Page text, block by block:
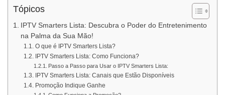
Tópicos
IPTV Smarters Lista: Descubra o Poder do Entretenimento
na Palma da Sua Mão!
O que é IPTV Smarters Lista?
IPTV Smarters Lista: Como Funciona?
Passo a Passo para Usar o IPTV Smarters Lista:
IPTV Smarters Lista: Canais que Estão Disponíveis
Promoção Indique Ganhe